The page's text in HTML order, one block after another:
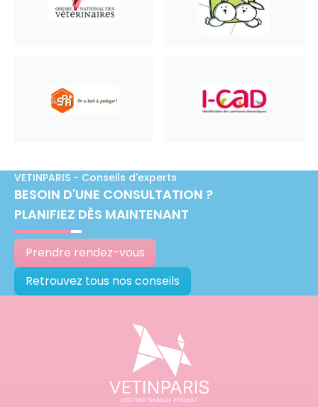
VETINPARIS - Conseils d'experts
BESOIN D'UNE CONSULTATION ?
PLANIFIEZ DÈS MAINTENANT
Prendre rendez-vous
Retrouvez tous nos conseils